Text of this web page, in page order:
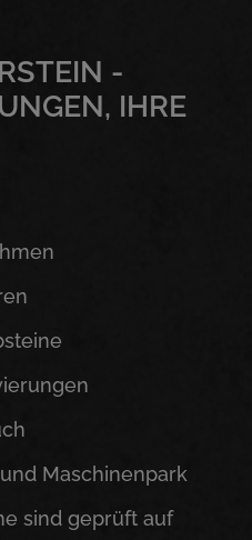
-
IHRE
Maschinenpark
sind geprüft auf